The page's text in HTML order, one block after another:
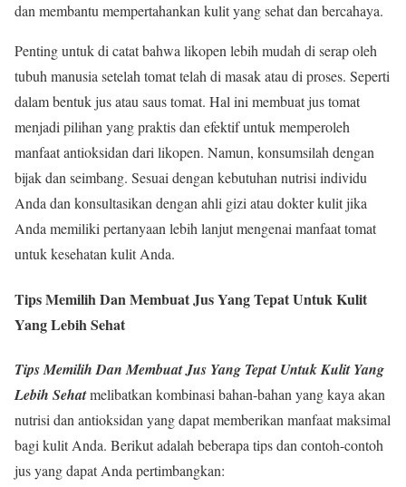
dan membantu mempertahankan kulit yang sehat dan bercahaya.
Penting untuk di catat bahwa likopen lebih mudah di serap oleh
tubuh manusia setelah tomat telah di masak atau di proses. Seperti
dalam bentuk jus atau saus tomat. Hal ini membuat jus tomat
menjadi pilihan yang praktis dan efektif untuk memperoleh
manfaat antioksidan dari likopen. Namun, konsumsilah dengan
bijak dan seimbang. Sesuai dengan kebutuhan nutrisi individu
Anda dan konsultasikan dengan ahli gizi atau dokter kulit jika
Anda memiliki pertanyaan lebih lanjut mengenai manfaat tomat
untuk kesehatan kulit Anda.
Tips Memilih Dan Membuat Jus Yang Tepat Untuk Kulit
Yang Lebih Sehat
Tips Memilih Dan Membuat Jus Yang Tepat Untuk Kulit Yang
Lebih Sehatmelibatkan kombinasi bahan-bahan yang kaya akan
nutrisi dan antioksidan yang dapat memberikan manfaat maksimal
bagi kulit Anda. Berikut adalah beberapa tips dan contoh-contoh
jus yang dapat Anda pertimbangkan: